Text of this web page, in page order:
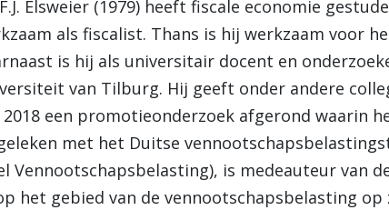
Elsweier (1979) heeft fiscale economie
als fiscalist. Thans is hij werkzaam voor
is hij als universitair docent en
van Tilburg. Hij geeft onder andere
2018 een promotieonderzoek afgerond waarin
met het Duitse
Vennootschapsbelasting), is medeauteur van
het gebied van de vennootschapsbelasting